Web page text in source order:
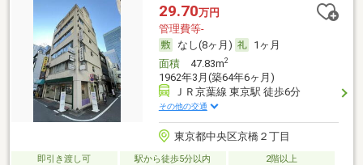
29.70万円
管理費等-
なし(8ヶ月)
1ヶ月
面積47.83m2
1962年3月(築64年6ヶ月)
ＪＲ京葉線 東京駅 徒歩6分
その他の交通
東京都中央区京橋２丁目
即引き渡し可 駅から徒歩5分以内
2階以上